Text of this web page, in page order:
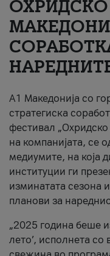
#ПодобарОнлајн
ОХРИДСКО
A1 Македонија со
стратегиска
фестивал
на компанијата, се
медиумите, на која
институции ги
изминатата сезона
планови за
„2025 година беше
лето’, исполнета